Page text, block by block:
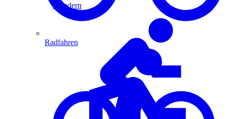
Wandern
Radfahren